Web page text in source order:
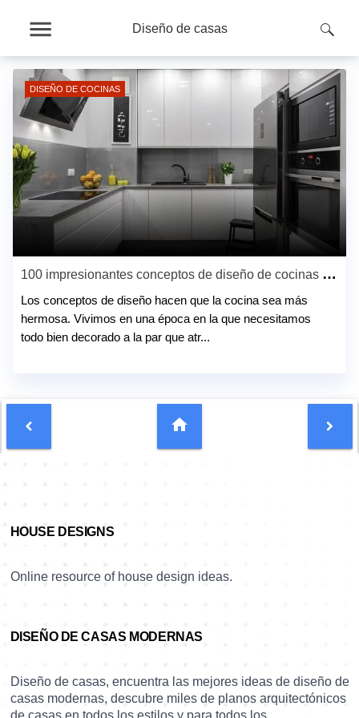
Diseño de casas
DISEÑO DE COCINAS
100 impresionantes conceptos de diseño de cocinas que todos adorarán
Los conceptos de diseño hacen que la cocina sea más
hermosa. Vivimos en una época en la que necesitamos
todo bien decorado a la par que atr...
HOUSE DESIGNS
Online resource of house design ideas.
DISEÑO DE CASAS MODERNAS
Diseño de casas, encuentra las mejores ideas de diseño de
casas modernas, descubre miles de planos arquitectónicos
de casas en todos los estilos y para todos los